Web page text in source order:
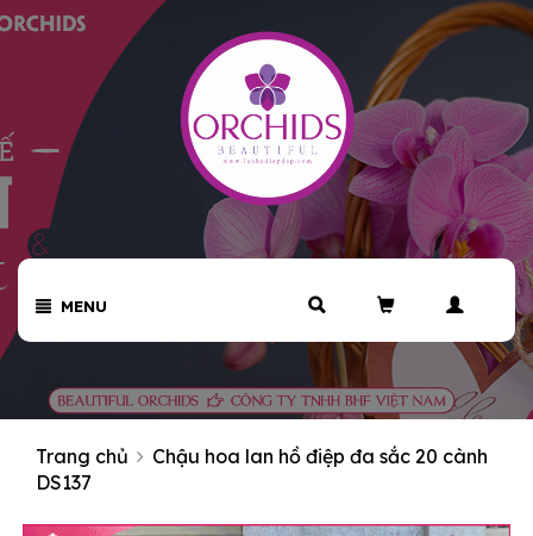
MENU
Trang chủ
Chậu hoa lan hồ điệp đa sắc 20 cành
DS137